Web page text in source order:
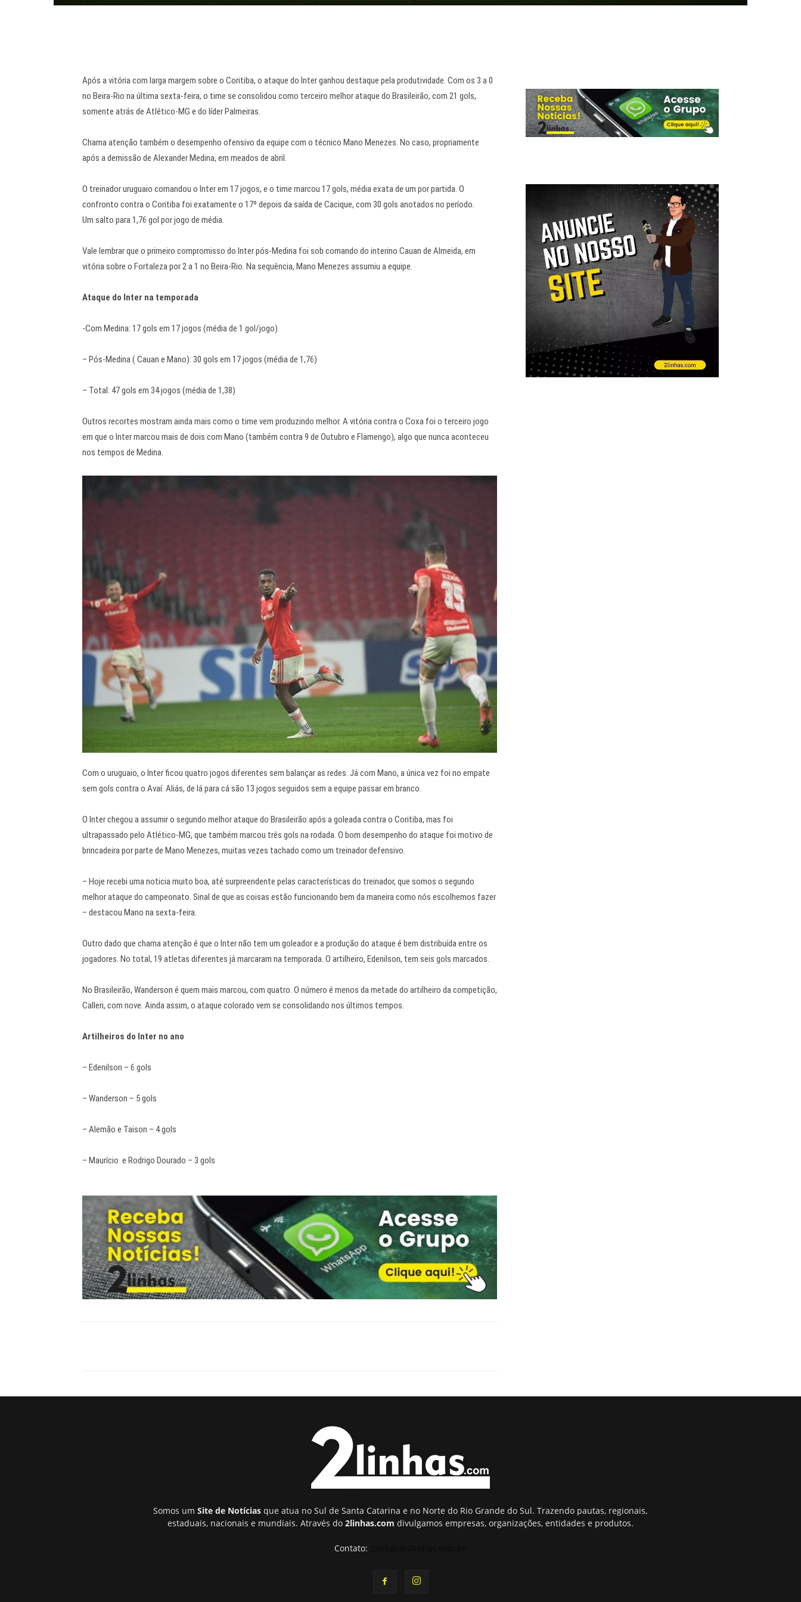
Após a vitória com larga margem sobre o Coritiba, o ataque do Inter ganhou destaque pela produtividade. Com os 3 a 0
no Beira-Rio na última sexta-feira, o time se consolidou como terceiro melhor ataque do Brasileirão, com 21 gols,
somente atrás de Atlético-MG e do líder Palmeiras.
Chama atenção também o desempenho ofensivo da equipe com o técnico Mano Menezes. No caso, propriamente
após a demissão de Alexander Medina, em meados de abril.
O treinador uruguaio comandou o Inter em 17 jogos, e o time marcou 17 gols, média exata de um por partida. O
confronto contra o Coritiba foi exatamente o 17º depois da saída de Cacique, com 30 gols anotados no período.
Um salto para 1,76 gol por jogo de média.
Vale lembrar que o primeiro compromisso do Inter pós-Medina foi sob comando do interino Cauan de Almeida, em
vitória sobre o Fortaleza por 2 a 1 no Beira-Rio. Na sequência, Mano Menezes assumiu a equipe.
Ataque do Inter na temporada
-Com Medina: 17 gols em 17 jogos (média de 1 gol/jogo)
– Pós-Medina ( Cauan e Mano): 30 gols em 17 jogos (média de 1,76)
– Total: 47 gols em 34 jogos (média de 1,38)
Outros recortes mostram ainda mais como o time vem produzindo melhor. A vitória contra o Coxa foi o terceiro jogo
em que o Inter marcou mais de dois com Mano (também contra 9 de Outubro e Flamengo), algo que nunca aconteceu
nos tempos de Medina.
Com o uruguaio, o Inter ficou quatro jogos diferentes sem balançar as redes. Já com Mano, a única vez foi no empate
sem gols contra o Avaí. Aliás, de lá para cá são 13 jogos seguidos sem a equipe passar em branco.
O Inter chegou a assumir o segundo melhor ataque do Brasileirão após a goleada contra o Coritiba, mas foi
ultrapassado pelo Atlético-MG, que também marcou três gols na rodada. O bom desempenho do ataque foi motivo de
brincadeira por parte de Mano Menezes, muitas vezes tachado como um treinador defensivo.
– Hoje recebi uma noticia muito boa, até surpreendente pelas características do treinador, que somos o segundo
melhor ataque do campeonato. Sinal de que as coisas estão funcionando bem da maneira como nós escolhemos fazer
– destacou Mano na sexta-feira.
Outro dado que chama atenção é que o Inter não tem um goleador e a produção do ataque é bem distribuída entre os
jogadores. No total, 19 atletas diferentes já marcaram na temporada. O artilheiro, Edenilson, tem seis gols marcados.
No Brasileirão, Wanderson é quem mais marcou, com quatro. O número é menos da metade do artilheiro da competição,
Calleri, com nove. Ainda assim, o ataque colorado vem se consolidando nos últimos tempos.
Artilheiros do Inter no ano
– Edenilson – 6 gols
– Wanderson – 5 gols
– Alemão e Taison – 4 gols
– Maurício e Rodrigo Dourado – 3 gols
Somos umSite de Notícias que atua no Sul de Santa Catarina e no Norte do Rio Grande do Sul. Trazendo pautas, regionais,
estaduais, nacionais e mundiais. Através do 2linhas.com divulgamos empresas, organizações, entidades e produtos.
Contato: